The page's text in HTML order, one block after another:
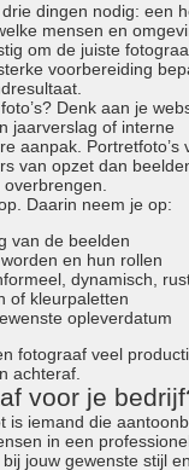
dingen nodig: een
mensen en
om de juiste
voorbereiding
Denk aan je
jaarverslag of interne
aanpak. Portretfoto’s
van opzet dan
Daarin neem je op:
van de beelden
en hun rollen
dynamisch,
of kleurpaletten
opleverdatum
fotograaf veel
achteraf.
voor je
is iemand die
in een
jouw gewenste stijl